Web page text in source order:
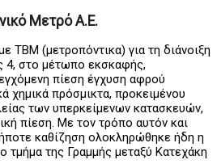
Μετρό Α.Ε.
TBM (μετροπόντικα) για τη διάνοιξη
4, στο μέτωπο εκσκαφής,
πίεση έγχυση αφρού
χημικά πρόσμικτα, προκειμένου
των υπερκείμενων κατασκευών,
πίεση. Με τον τρόπο αυτόν και
καθίζηση ολοκληρώθηκε ήδη η
τμήμα της Γραμμής μεταξύ Κατεχάκη